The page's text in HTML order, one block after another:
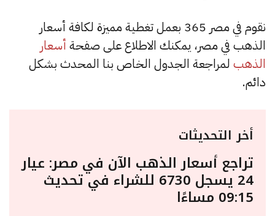
نقوم في مصر 365 بعمل تغطية مميزة لكافة أسعار
الذهب في مصر، يمكنك الاطلاع على صفحة أسعار
الذهب لمراجعة الجدول الخاص بنا المحدث بشكل
دائم.
أخر التحديثات
تراجع أسعار الذهب الآن في مصر: عيار
24 يسجل 6730 للشراء في تحديث
09:15 مساءًا